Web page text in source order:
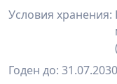
Условия хранения:
Годен до: 31.07.2030